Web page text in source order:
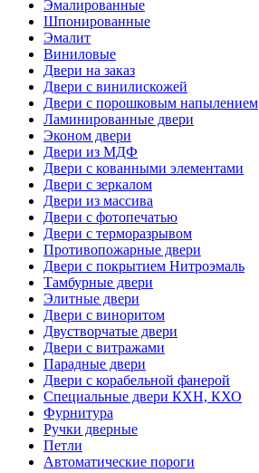
Эмалированные
Шпонированные
Эмалит
Виниловые
Двери на заказ
Двери с винилискожей
Двери с порошковым напылением
Ламинированные двери
Эконом двери
Двери из МДФ
Двери с кованными элементами
Двери с зеркалом
Двери из массива
Двери с фотопечатью
Двери с терморазрывом
Противопожарные двери
Двери с покрытием Нитроэмаль
Тамбурные двери
Элитные двери
Двери с виноритом
Двустворчатые двери
Двери с витражами
Парадные двери
Двери с корабельной фанерой
Специальные двери КХН, КХО
Фурнитура
Ручки дверные
Петли
Автоматические пороги